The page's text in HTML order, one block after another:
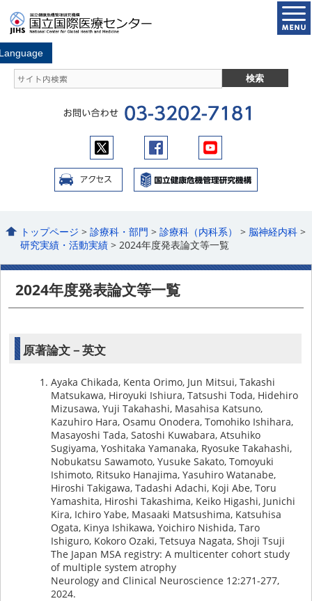
トップページ >診療科・部門 >診療科（内科系） > 脳神経内科 >
研究実績・活動実績 > 2024年度発表論文等一覧
2024年度発表論文等一覧
原著論文－英文
Ayaka Chikada, Kenta Orimo, Jun Mitsui, Takashi
Matsukawa, Hiroyuki Ishiura, Tatsushi Toda, Hidehiro
Mizusawa, Yuji Takahashi, Masahisa Katsuno,
Kazuhiro Hara, Osamu Onodera, Tomohiko Ishihara,
Masayoshi Tada, Satoshi Kuwabara, Atsuhiko
Sugiyama, Yoshitaka Yamanaka, Ryosuke Takahashi,
Nobukatsu Sawamoto, Yusuke Sakato, Tomoyuki
Ishimoto, Ritsuko Hanajima, Yasuhiro Watanabe,
Hiroshi Takigawa, Tadashi Adachi, Koji Abe, Toru
Yamashita, Hiroshi Takashima, Keiko Higashi, Junichi
Kira, Ichiro Yabe, Masaaki Matsushima, Katsuhisa
Ogata, Kinya Ishikawa, Yoichiro Nishida, Taro
Ishiguro, Kokoro Ozaki, Tetsuya Nagata, Shoji Tsuji
The Japan MSA registry: A multicenter cohort study
of multiple system atrophy
Neurology and Clinical Neuroscience 12:271-277,
2024.